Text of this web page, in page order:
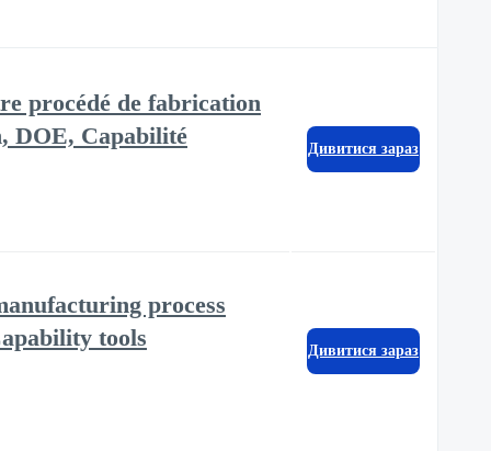
procédé de fabrication
DOE, Capabilité
Дивитися зараз
process
tools
Дивитися зараз